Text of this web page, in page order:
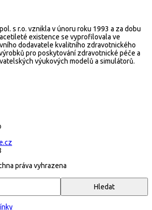
s r.o. vznikla v únoru roku 1993 a za dobu
existence se vyprofilovala ve
dodavatele kvalitního zdravotnického
pro poskytování zdravotnické péče a
výukových modelů a simulátorů.
práva vyhrazena